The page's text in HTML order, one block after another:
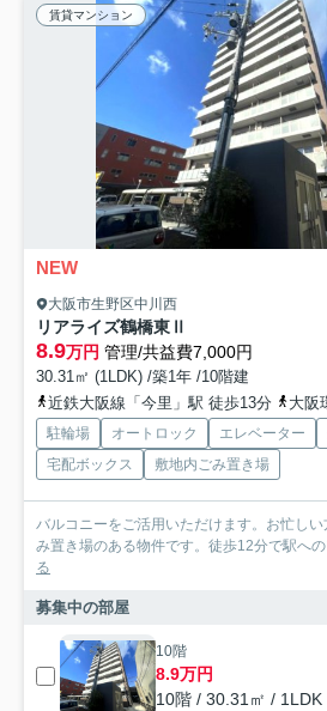
賃貸マンション
NEW
大阪市生野区中川西
リアライズ鶴橋東Ⅱ
8.9万円 管理/共益費7,000円
30.31㎡ (1LDK) /築1年 /10階建
近鉄大阪線「今里」駅 徒歩13分
大阪
駐輪場 オートロック エレベーター
宅配ボックス
敷地内ごみ置き場
バルコニーをご活用いただけます。お忙し
み置き場のある物件です。徒歩12分で駅へ
る
募集中の部屋
10階
8.9万円
10階 / 30.31㎡ / 1LDK